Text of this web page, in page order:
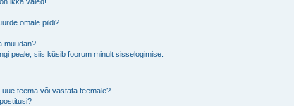
omale pildi?
muudan?
peale, siis küsib foorum minult sisselogimise.
teema või vastata teemale?